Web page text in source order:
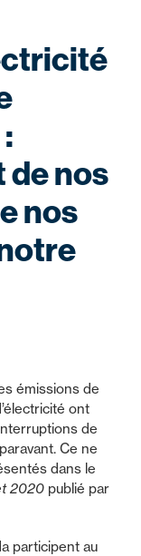
de nos
nos
émissions de
ont
de
Ce ne
dans le
2020 publié par
participent au